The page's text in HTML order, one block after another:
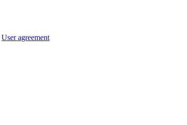
User agreement